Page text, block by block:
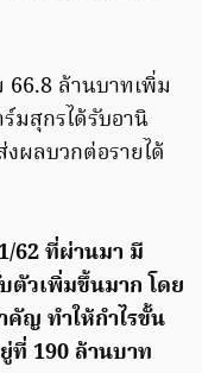
66.8 ล้านบาทเพิ่ม
มสุกรได้รับอานิ
ผลบวกต่อรายได้
62 ที่ผ่านมา มี
วเพิ่มขึ้นมาก โดย
ญ ทำให้กำไรขั้น
ที่ 190 ล้านบาท